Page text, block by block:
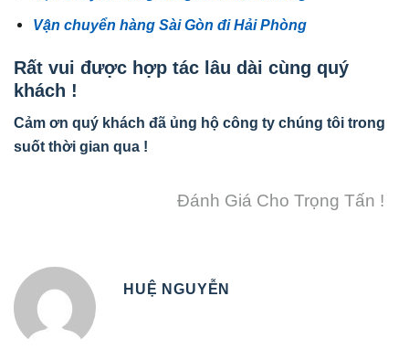
Vận chuyển hàng Sài Gòn đi Hải Phòng
Rất vui được hợp tác lâu dài cùng quý
khách !
Cảm ơn quý khách đã ủng hộ công ty chúng tôi trong
suốt thời gian qua !
Đánh Giá Cho Trọng Tấn !
HUỆ NGUYỄN